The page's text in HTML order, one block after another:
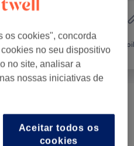
Tratamento de
unhas
( 5)
os cookies", concorda
no seu dispositivo
no site, analisar a
nossas iniciativas de
Aceitar todos os
cookies